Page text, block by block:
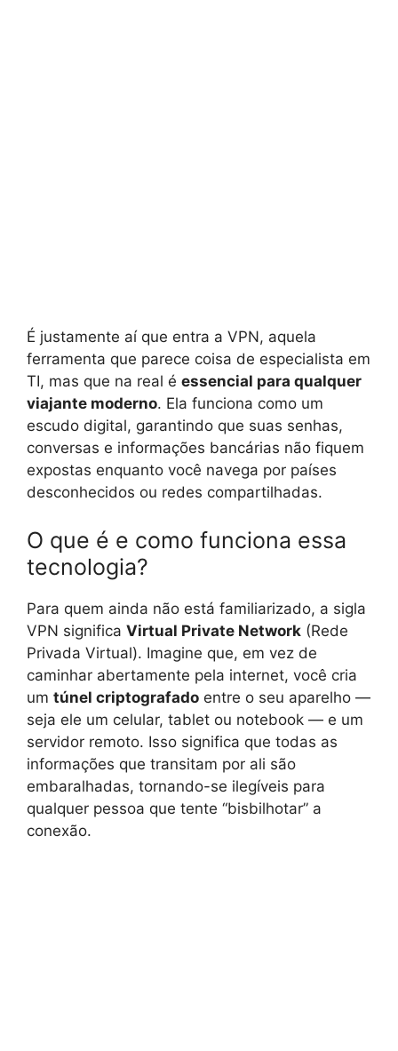
É justamente aí que entra a VPN, aquela
ferramenta que parece coisa de especialista em
TI, mas que na real é essencial para qualquer
viajante moderno. Ela funciona como um
escudo digital, garantindo que suas senhas,
conversas e informações bancárias não fiquem
expostas enquanto você navega por países
desconhecidos ou redes compartilhadas.
O que é e como funciona essa
tecnologia?
Para quem ainda não está familiarizado, a sigla
VPN significa Virtual Private Network (Rede
Privada Virtual). Imagine que, em vez de
caminhar abertamente pela internet, você cria
um túnel criptografado entre o seu aparelho —
seja ele um celular, tablet ou notebook — e um
servidor remoto. Isso significa que todas as
informações que transitam por ali são
embaralhadas, tornando-se ilegíveis para
qualquer pessoa que tente “bisbilhotar” a
conexão.